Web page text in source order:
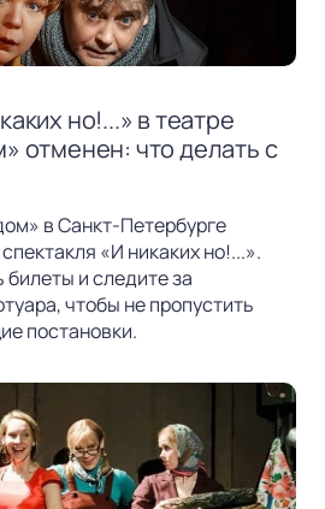
но!...» в театре
отменен: что делать с
в Санкт-Петербурге
«И никаких но!...».
билеты и следите за
чтобы не пропустить
постановки.